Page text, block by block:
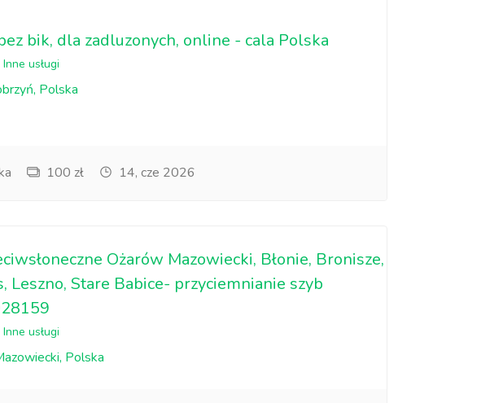
bik, dla zadluzonych, online - cala Polska
Inne usługi
Polska
100 zł 14, cze 2026
Ożarów Mazowiecki, Błonie, Bronisze,
Leszno, Stare Babice- przyciemnianie szyb
Inne usługi
Polska